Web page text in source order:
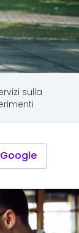
sulla